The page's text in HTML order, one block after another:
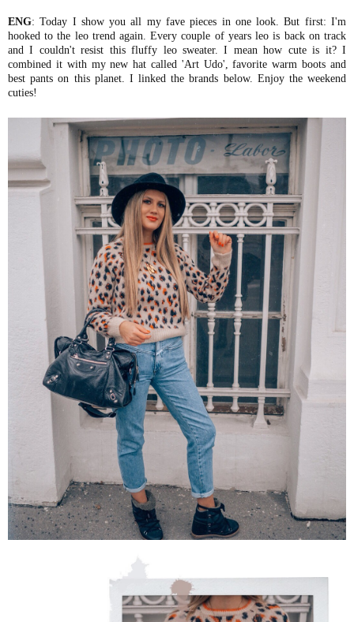
ENG: Today I show you all my fave pieces in one look. But first: I'm
hooked to the leo trend again. Every couple of years leo is back on track
and I couldn't resist this fluffy leo sweater. I mean how cute is it? I
combined it with my new hat called 'Art Udo', favorite warm boots and
best pants on this planet. I linked the brands below. Enjoy the weekend
cuties!